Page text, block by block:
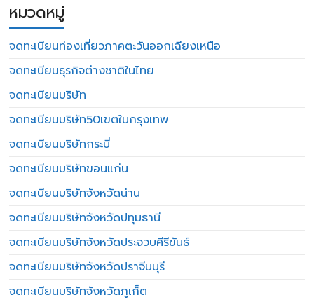
หมวดหมู่
จดทะเบียนท่องเที่ยวภาคตะวันออกเฉียงเหนือ
จดทะเบียนธุรกิจต่างชาติในไทย
จดทะเบียนบริษัท
จดทะเบียนบริษัท50เขตในกรุงเทพ
จดทะเบียนบริษัทกระบี่
จดทะเบียนบริษัทขอนแก่น
จดทะเบียนบริษัทจังหวัดน่าน
จดทะเบียนบริษัทจังหวัดปทุมธานี
จดทะเบียนบริษัทจังหวัดประจวบคีรีขันธ์
จดทะเบียนบริษัทจังหวัดปราจีนบุรี
จดทะเบียนบริษัทจังหวัดภูเก็ต